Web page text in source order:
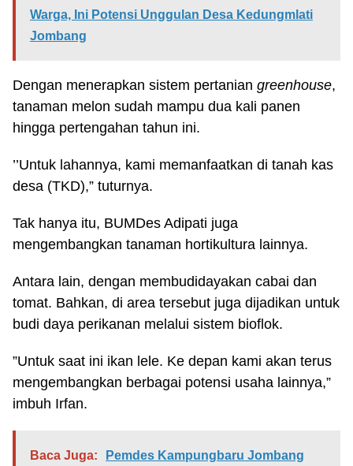
Warga, Ini Potensi Unggulan Desa Kedungmlati
Jombang
Dengan menerapkan sistem pertanian greenhouse,
tanaman melon sudah mampu dua kali panen
hingga pertengahan tahun ini.
’’Untuk lahannya, kami memanfaatkan di tanah kas
desa (TKD),” tuturnya.
Tak hanya itu, BUMDes Adipati juga
mengembangkan tanaman hortikultura lainnya.
Antara lain, dengan membudidayakan cabai dan
tomat. Bahkan, di area tersebut juga dijadikan untuk
budi daya perikanan melalui sistem bioflok.
”Untuk saat ini ikan lele. Ke depan kami akan terus
mengembangkan berbagai potensi usaha lainnya,”
imbuh Irfan.
Baca Juga:
Pemdes Kampungbaru Jombang